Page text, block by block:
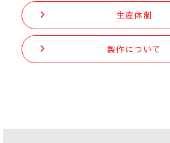
生産体制
製作について